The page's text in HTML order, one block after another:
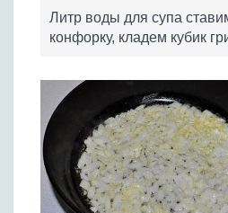
Литр воды для супа
конфорку, кладем кубик